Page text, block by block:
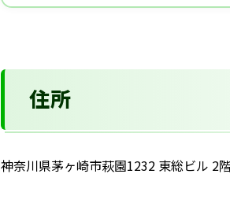
住所
神奈川県茅ヶ崎市萩園1232 東総ビル 2